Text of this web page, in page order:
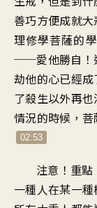
善巧方便成就
理修學菩薩的
──愛他勝自 ！
劫他的心已經
了殺生以外再
情況的時候 ，
02:53
注意！重點
一種人在某一種